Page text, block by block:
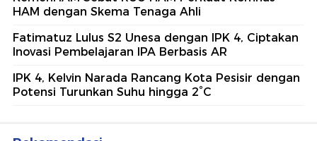
HAM dengan Skema Tenaga Ahli
Fatimatuz Lulus S2 Unesa dengan IPK 4, Ciptakan
Inovasi Pembelajaran IPA Berbasis AR
IPK 4, Kelvin Narada Rancang Kota Pesisir dengan
Potensi Turunkan Suhu hingga 2°C